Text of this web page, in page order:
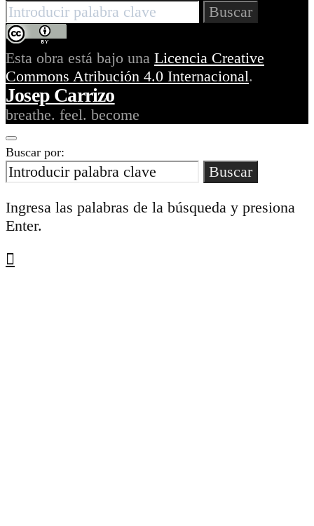
Buscar
Esta obra está bajo una Licencia Creative
Commons Atribución 4.0 Internacional.
Josep Carrizo
breathe. feel. become
Buscar por:
Buscar
Ingresa las palabras de la búsqueda y presiona
Enter.